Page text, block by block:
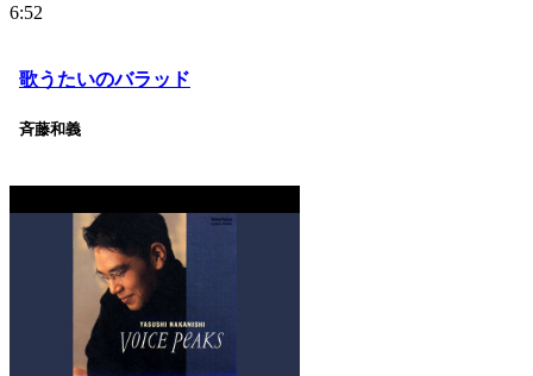
6:52
歌うたいのバラッド
斉藤和義